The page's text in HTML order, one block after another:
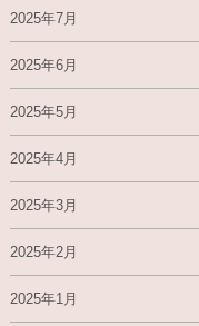
2025年7月
2025年6月
2025年5月
2025年4月
2025年3月
2025年2月
2025年1月